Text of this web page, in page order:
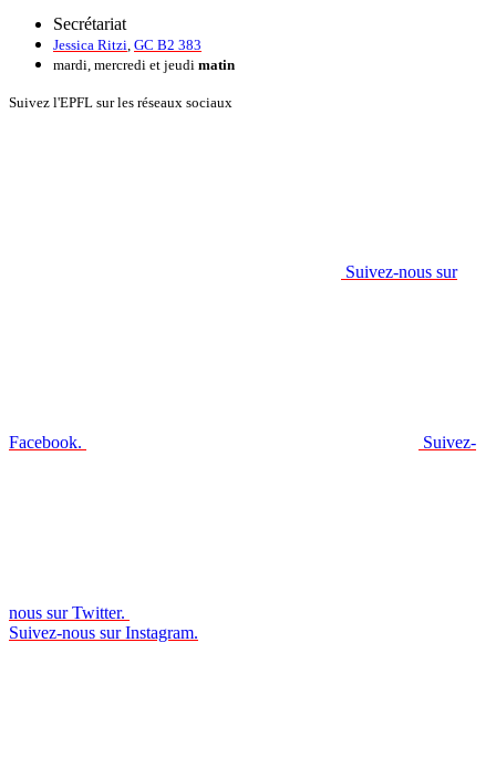
Secrétariat
Jessica Ritzi GC B2 383
mardi, mercredi et jeudi matin
Suivez l'EPFL sur les réseaux sociaux
Suivez-nous sur
Facebook. Suivez-
nous sur Twitter.
Suivez-nous sur Instagram.